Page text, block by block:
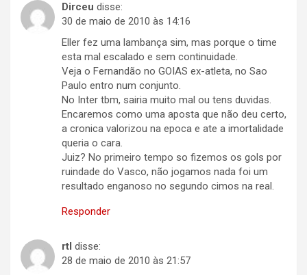
Dirceu disse:
30 de maio de 2010 às 14:16
Eller fez uma lambança sim, mas porque o time
esta mal escalado e sem continuidade.
Veja o Fernandão no GOIAS ex-atleta, no Sao
Paulo entro num conjunto.
No Inter tbm, sairia muito mal ou tens duvidas.
Encaremos como uma aposta que não deu certo,
a cronica valorizou na epoca e ate a imortalidade
queria o cara.
Juiz? No primeiro tempo so fizemos os gols por
ruindade do Vasco, não jogamos nada foi um
resultado enganoso no segundo cimos na real.
Responder
rtl disse:
28 de maio de 2010 às 21:57